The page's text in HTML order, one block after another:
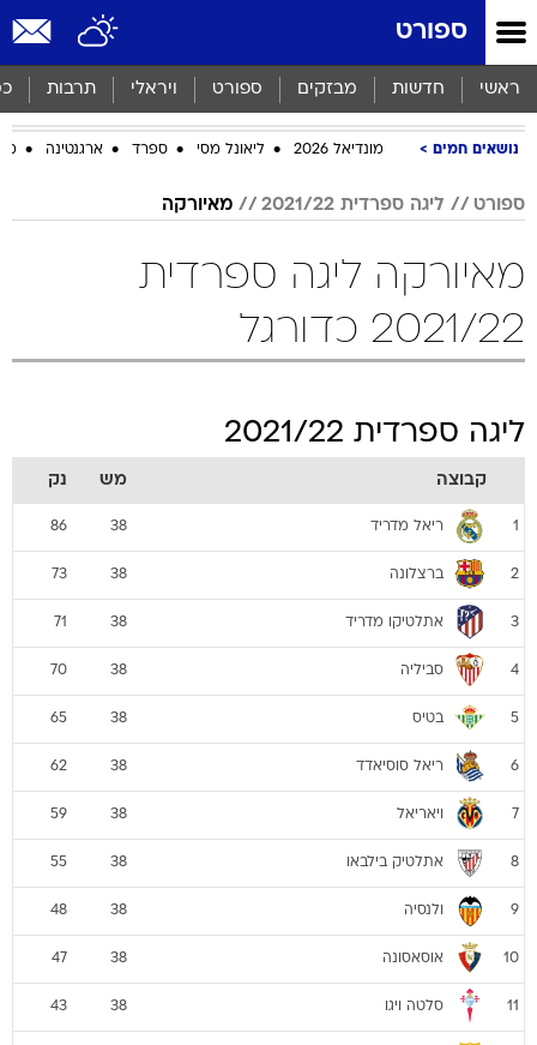
ספורט
ראשי חדשות מבזקים ספורט ויראלי תרבות
נושאים חמים מונדיאל 2026 ליאונל מסי ספרד ארגנטינה
ספורט ליגה ספרדית 2021/22 מאיורקה
מאיורקה ליגה ספרדית
2021/22 כדורגל
ליגה ספרדית 2021/22
קבוצה מש נק
1 ריאל מדריד 38
86
2 ברצלונה 38
73
3 אתלטיקו מדריד 38
71
4 סביליה 38
70
5 בטיס 38
65
6 ריאל סוסיאדד 38
62
7 ויאריאל 38
59
8 אתלטיק בילבאו 38
55
9 ולנסיה 38
48
10 אוסאסונה 38
47
11 סלטה ויגו 38
43